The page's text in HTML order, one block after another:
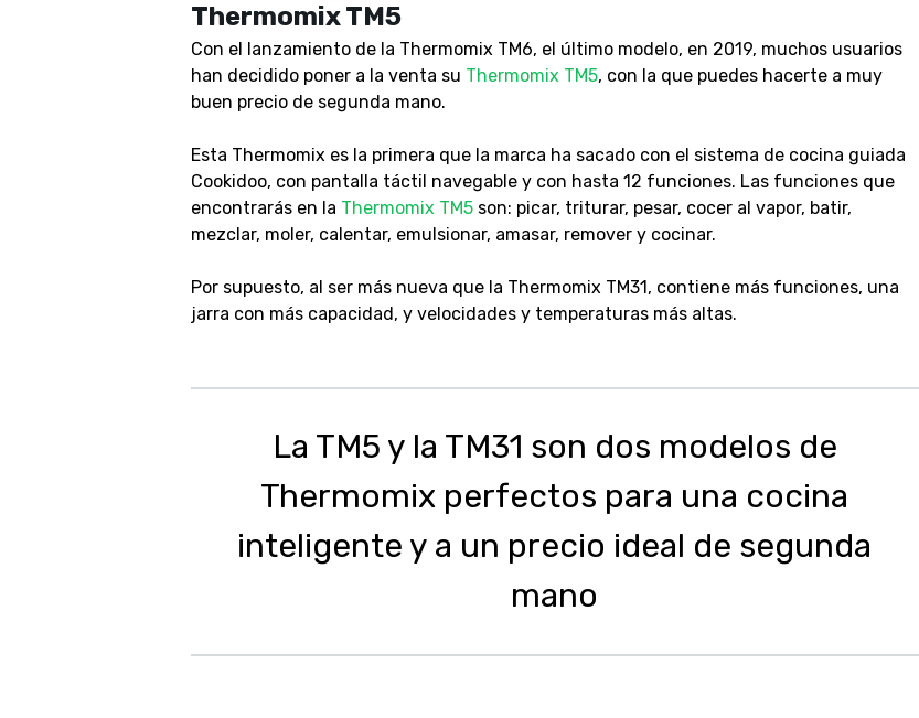
Thermomix TM5
Con el lanzamiento de la Thermomix TM6, el último modelo, en 2019, muchos usuarios
han decidido poner a la venta su Thermomix TM5, con la que puedes hacerte a muy
buen precio de segunda mano.
Esta Thermomix es la primera que la marca ha sacado con el sistema de cocina guiada
Cookidoo, con pantalla táctil navegable y con hasta 12 funciones. Las funciones que
encontrarás en la Thermomix TM5son: picar, triturar, pesar, cocer al vapor, batir,
mezclar, moler, calentar, emulsionar, amasar, remover y cocinar.
Por supuesto, al ser más nueva que la Thermomix TM31, contiene más funciones, una
jarra con más capacidad, y velocidades y temperaturas más altas.
La TM5 y la TM31 son dos modelos de
Thermomix perfectos para una cocina
inteligente y a un precio ideal de segunda
mano